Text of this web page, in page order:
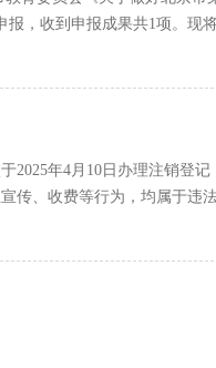
，收到申报成果共1项。现
年4月10日办理注销登
传、收费等行为，均属于违